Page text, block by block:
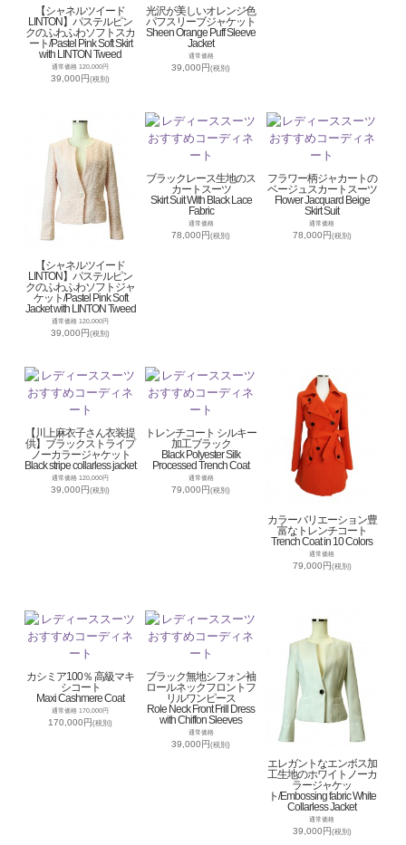
【シャネルツイード
LINTON】パステルピン
クのふわふわソフトスカ
ート/Pastel Pink Soft Skirt
with LINTON Tweed
通常価格 120,000円
39,000円(税別)
光沢が美しいオレンジ色
パフスリーブジャケット
Sheen Orange Puff Sleeve
Jacket
通常価格
39,000円(税別)
【シャネルツイード
LINTON】パステルピン
クのふわふわソフトジャ
ケット/Pastel Pink Soft
Jacket with LINTON Tweed
通常価格 120,000円
39,000円(税別)
ブラックレース生地のス
カートスーツ
Skirt Suit With Black Lace
Fabric
通常価格
78,000円(税別)
フラワー柄ジャカートの
ベージュスカートスーツ
Flower Jacquard Beige
Skirt Suit
通常価格
78,000円(税別)
【川上麻衣子さん衣装提
供】ブラックストライプ
ノーカラージャケット
Black stripe collarless jacket
通常価格 120,000円
39,000円(税別)
トレンチコート シルキー
加工ブラック
Black Polyester Silk
Processed Trench Coat
通常価格
79,000円(税別)
カラーバリエーション豊
富なトレンチコート
Trench Coat in 10 Colors
通常価格
79,000円(税別)
カシミア100％ 高級マキ
シコート
Maxi Cashmere Coat
通常価格 170,000円
170,000円(税別)
ブラック無地シフォン袖
ロールネックフロントフ
リルワンピース
Role Neck Front Frill Dress
with Chiffon Sleeves
通常価格
39,000円(税別)
エレガントなエンボス加
工生地のホワイトノーカ
ラージャケッ
ト/Embossing fabric White
Collarless Jacket
通常価格
39,000円(税別)